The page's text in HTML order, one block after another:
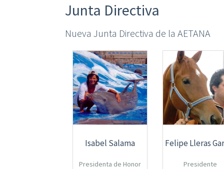
Junta Directiva
Nueva Junta Directiva de la AETANA
Isabel Salama
Presidenta de Honor
Felipe Lleras
Presidente